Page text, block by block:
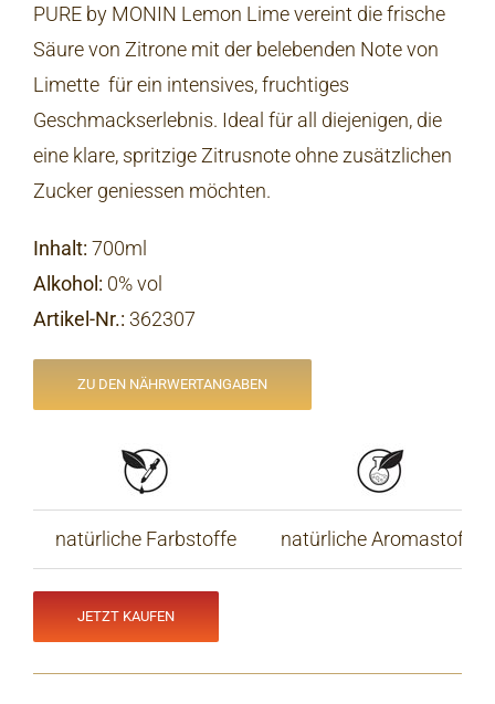
PURE by MONIN Lemon Lime vereint die frische
Säure von Zitrone mit der belebenden Note von
Limette  für ein intensives, fruchtiges
Geschmackserlebnis. Ideal für all diejenigen, die
eine klare, spritzige Zitrusnote ohne zusätzlichen
Zucker geniessen möchten.
Inhalt: 700ml
Alkohol: 0% vol
Artikel-Nr.: 362307
ZU DEN NÄHRWERTANGABEN
natürliche Farbstoffe natürliche Aromastoffe
JETZT KAUFEN